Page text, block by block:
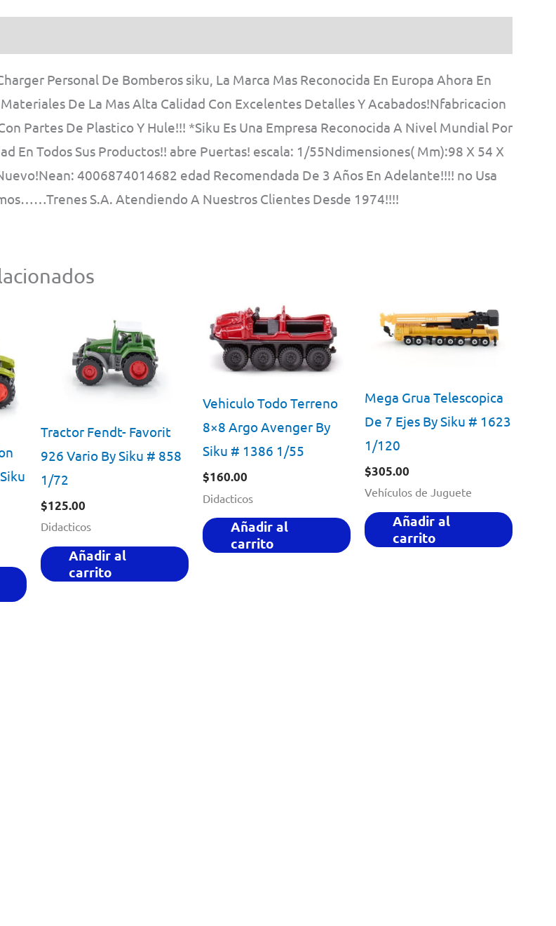
Personal De Bomberos siku, La Marca Mas Reconocida En Europa Ahora En
De La Mas Alta Calidad Con Excelentes Detalles Y Acabados!Nfabricacion
Partes De Plastico Y Hule!!! *Siku Es Una Empresa Reconocida A Nivel Mundial Por
En Todos Sus Productos!! abre Puertas! escala: 1/55Ndimensiones( Mm):98 X 54 X
4006874014682 edad Recomendada De 3 Años En Adelante!!!! no Usa
S.A. Atendiendo A Nuestros Clientes Desde 1974!!!!
Tractor Fendt- Favorit
926 Vario By Siku # 858
1/72
$125.00
Didacticos
Añadir al
carrito
Vehiculo Todo Terreno
8×8 Argo Avenger By
Siku # 1386 1/55
$160.00
Didacticos
Añadir al
carrito
Mega Grua Telescopica
De 7 Ejes By Siku # 1623
1/120
$305.00
Vehículos de Juguete
Añadir al
carrito